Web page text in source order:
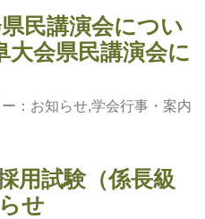
民講演会につい
大会県民講演会に
： お知らせ,学会行事・案内
用試験（係長級
せ